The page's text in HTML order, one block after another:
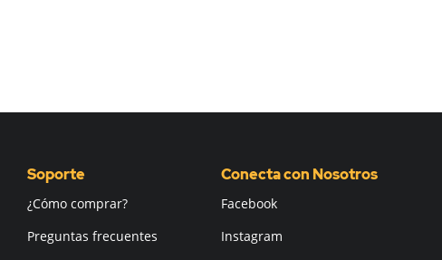
Soporte
¿Cómo comprar?
Preguntas frecuentes
Conecta con Nosotros
Facebook
Instagram